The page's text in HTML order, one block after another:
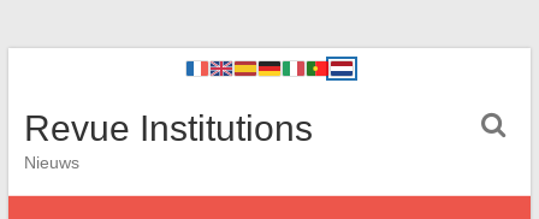
Revue Institutions
Nieuws